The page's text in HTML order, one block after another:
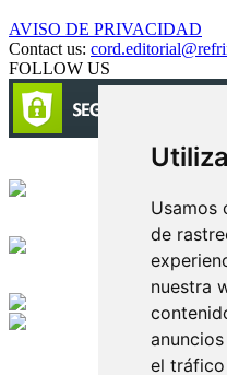
Usamos
de
nuestra
el tráfico
AVISO DE PRIVACIDAD
Contact us:
FOLLOW US
Circulación certificada
Edición digital con tecnología
Playa Revolcadero 222 Col.
CIUDAD DE MEXICO